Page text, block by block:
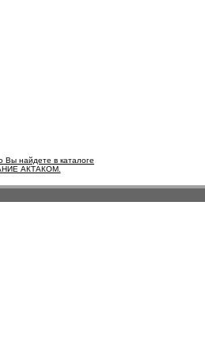
найдете в каталоге
АКТАКОМ.